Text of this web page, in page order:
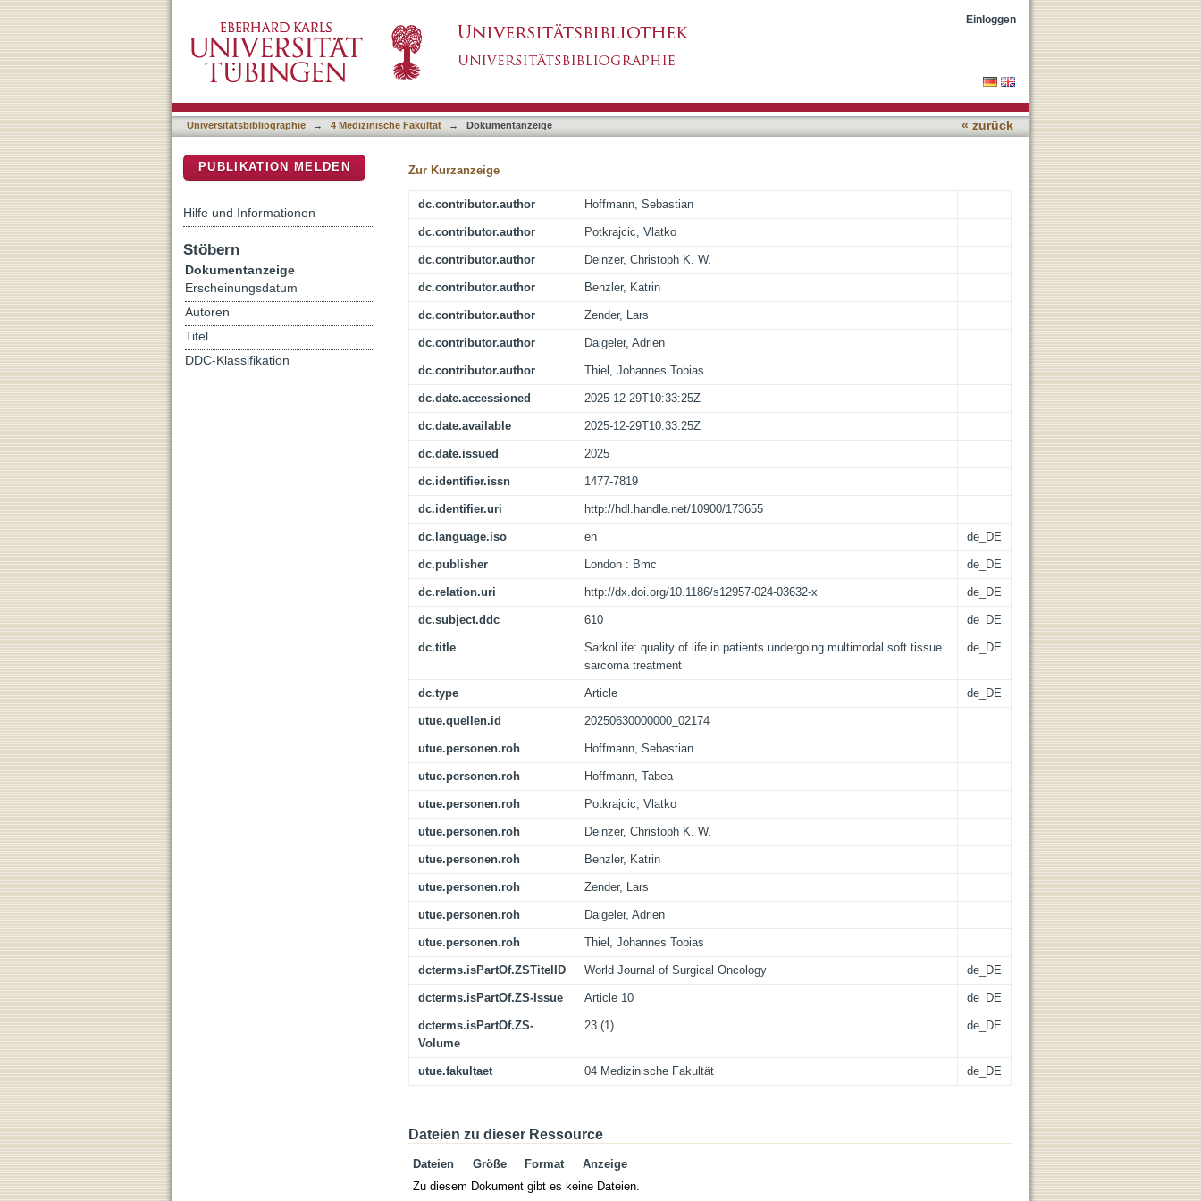
Einloggen
Universitätsbibliographie → 4 Medizinische Fakultät → Dokumentanzeige « zurück
Zur Kurzanzeige
dc.contributor.author Hoffmann, Sebastian
dc.contributor.author Potkrajcic, Vlatko
dc.contributor.author Deinzer, Christoph K. W.
dc.contributor.author Benzler, Katrin
dc.contributor.author Zender, Lars
dc.contributor.author Daigeler, Adrien
dc.contributor.author Thiel, Johannes Tobias
dc.date.accessioned 2025-12-29T10:33:25Z
dc.date.available 2025-12-29T10:33:25Z
dc.date.issued 2025
dc.identifier.issn 1477-7819
dc.identifier.uri http://hdl.handle.net/10900/173655
dc.language.iso en de_DE
dc.publisher London : Bmc de_DE
dc.relation.uri http://dx.doi.org/10.1186/s12957-024-03632-x de_DE
dc.subject.ddc 610 de_DE
dc.title
SarkoLife: quality of life in patients undergoing multimodal soft tissue
sarcoma treatment
de_DE
dc.type Article de_DE
utue.quellen.id 20250630000000_02174
utue.personen.roh Hoffmann, Sebastian
utue.personen.roh Hoffmann, Tabea
utue.personen.roh Potkrajcic, Vlatko
utue.personen.roh Deinzer, Christoph K. W.
utue.personen.roh Benzler, Katrin
utue.personen.roh Zender, Lars
utue.personen.roh Daigeler, Adrien
utue.personen.roh Thiel, Johannes Tobias
dcterms.isPartOf.ZSTitelID World Journal of Surgical Oncology de_DE
dcterms.isPartOf.ZS-Issue Article 10 de_DE
dcterms.isPartOf.ZS-
Volume
23 (1) de_DE
utue.fakultaet 04 Medizinische Fakultät de_DE
Dateien zu dieser Ressource
Dateien Größe Format
Anzeige
Zu diesem Dokument gibt es keine Dateien.
PUBLIKATION MELDEN
Hilfe und Informationen
Stöbern
Dokumentanzeige
Erscheinungsdatum
Autoren
Titel
DDC-Klassifikation